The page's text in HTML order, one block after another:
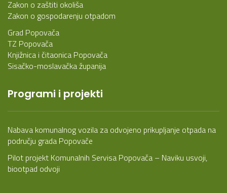
Zakon o zaštiti okoliša
Zakon o gospodarenju otpadom
Grad Popovača
TZ Popovača
Knjižnica i čitaonica Popovača
Sisačko-moslavačka županija
Programi i projekti
Nabava komunalnog vozila za odvojeno prikupljanje otpada na
području grada Popovače
Pilot projekt Komunalnih Servisa Popovača – Naviku usvoji,
biootpad odvoji